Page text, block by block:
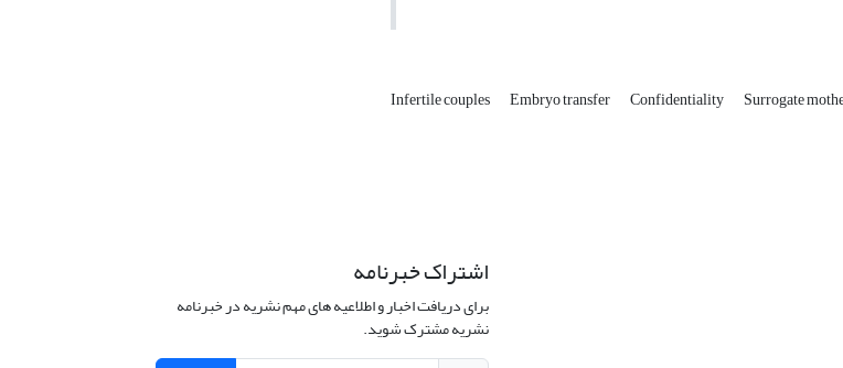
Infertile couples Embryo transfer Confidentiality Surrogate
اشتراک خبرنامه
برای دریافت اخبار و اطلاعیه های مهم نشریه در خبرنامه
نشریه مشترک شوید.